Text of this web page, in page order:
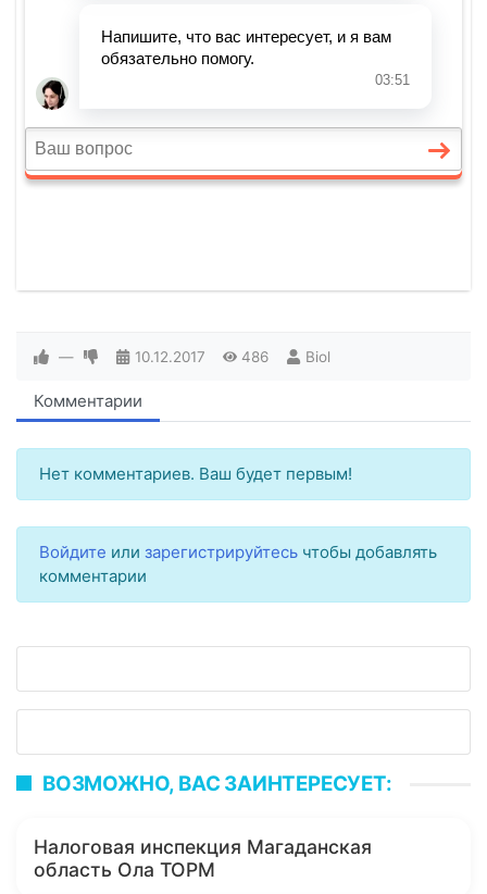
— 10.12.2017 486 Biol
Комментарии
Нет комментариев. Ваш будет первым!
Войдите или зарегистрируйтесь чтобы добавлять
комментарии
ВОЗМОЖНО, ВАС ЗАИНТЕРЕСУЕТ:
Налоговая инспекция Магаданская
область Ола ТОРМ